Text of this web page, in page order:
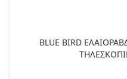
BLUE BIRD